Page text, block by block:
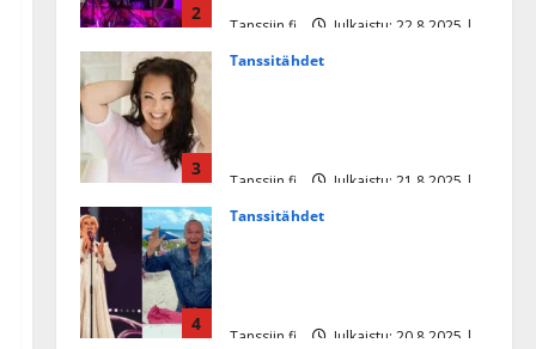
2
Tanssiin.fi
Julkaistu: 22.8.2025 |
3
Tanssitähdet
Tanssiin.fi
Julkaistu: 21.8.2025 |
4
Tanssitähdet
Tanssiin.fi
Julkaistu: 20.8.2025 |